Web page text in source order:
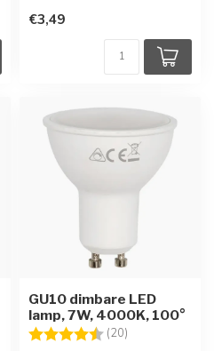
€3,49
GU10 dimbare LED
lamp, 7W, 4000K, 100°
Beoordeling: (20)